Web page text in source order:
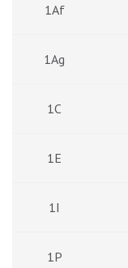
1Af
1Ag
1C
1E
1I
1P